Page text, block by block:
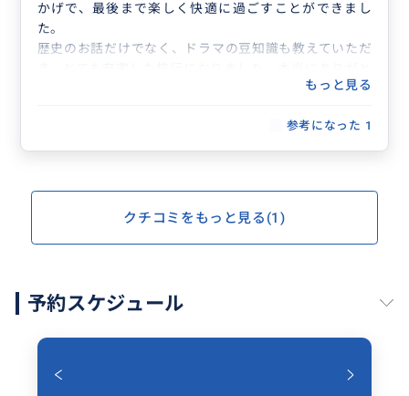
かげで、最後まで楽しく快適に過ごすことができまし
た。
歴史のお話だけでなく、ドラマの豆知識も教えていただ
うございました。また次回もよろしくお願いします！
もっと見る
参考になった 1
クチコミをもっと見る(1)
予約スケジュール